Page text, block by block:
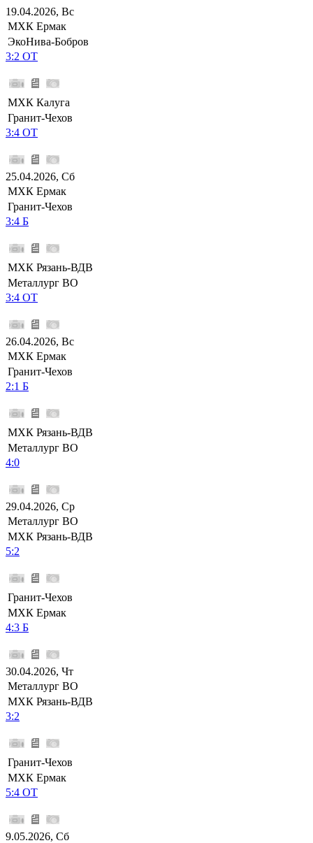
19.04.2026, Вс
МХК Ермак
ЭкоНива-Бобров
3:2 ОТ
МХК Калуга
Гранит-Чехов
3:4 ОТ
25.04.2026, Сб
МХК Ермак
Гранит-Чехов
3:4 Б
МХК Рязань-ВДВ
Металлург ВО
3:4 ОТ
26.04.2026, Вс
МХК Ермак
Гранит-Чехов
2:1 Б
МХК Рязань-ВДВ
Металлург ВО
4:0
29.04.2026, Ср
Металлург ВО
МХК Рязань-ВДВ
5:2
Гранит-Чехов
МХК Ермак
4:3 Б
30.04.2026, Чт
Металлург ВО
МХК Рязань-ВДВ
3:2
Гранит-Чехов
МХК Ермак
5:4 ОТ
9.05.2026, Сб